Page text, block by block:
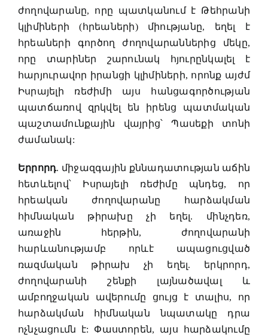
ժողովարանը, որը պատկանում է Թեհրանի
կլիմիների (հրեաների) միությանը, եղել է
հրեաների գործող ժողովարաններից մեկը,
որը տարիներ շարունակ հյուրընկալել է
հարյուրավոր իրանցի կլիմիների, որոնք այժմ
Իսրայելի ռեժիմի այս հանցագործության
պատճառով զրկվել են իրենց պատմական
պաշտամունքային վայրից՝ Պասեքի տոնի
ժամանակ:
Երրորդ. միջազգային քննադատության աճին
հետևելով՝ Իսրայելի ռեժիմը պնդեց, որ
հրեական ժողովարանը հարձակման
հիմնական թիրախը չի եղել. մինչդեռ,
առաջին հերթին, ժողովարանի
հարևանությամբ որևէ ապացուցված
ռազմական թիրախ չի եղել. երկրորդ,
ժողովարանի շենքի լայնածավալ և
ամբողջական ավերումը ցույց է տալիս, որ
հարձակման հիմնական նպատակը դրա
ոչնչացումն է: Փաստորեն, այս հարձակումը